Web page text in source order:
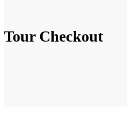
Tour Checkout